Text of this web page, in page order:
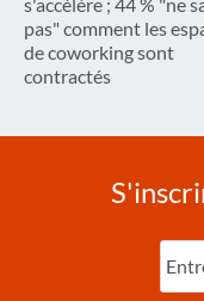
s'accélère ; 44 % "ne
pas" comment les
de coworking sont
contractés
l'e-
mail